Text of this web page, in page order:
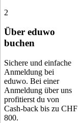
2
Über eduwo
buchen
Sichere und einfache
Anmeldung bei
eduwo. Bei einer
Anmeldung über uns
profitierst du von
Cash-back bis zu CHF
800.